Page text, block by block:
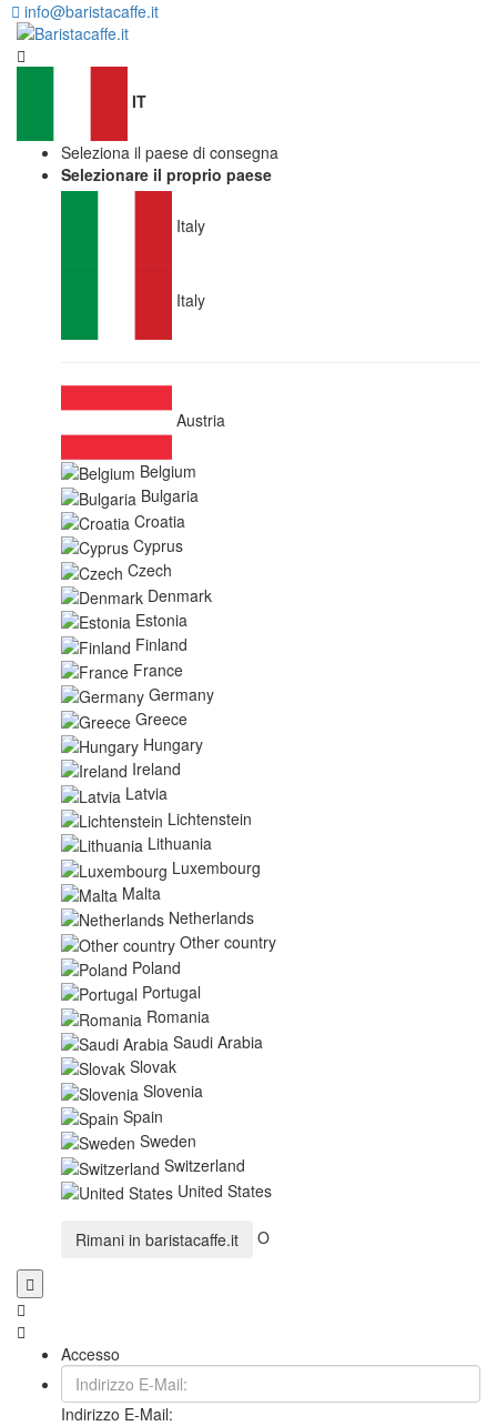
info@baristacaffe.it
IT
Seleziona il paese di consegna
Selezionare il proprio paese
Italy
Italy
Austria
Belgium
Bulgaria
Croatia
Cyprus
Czech
Denmark
Estonia
Finland
France
Germany
Greece
Hungary
Ireland
Latvia
Lichtenstein
Lithuania
Luxembourg
Malta
Netherlands
Other country
Poland
Portugal
Romania
Saudi Arabia
Slovak
Slovenia
Spain
Sweden
Switzerland
United States
Rimani in baristacaffe.it O
Accesso
Indirizzo E-Mail: